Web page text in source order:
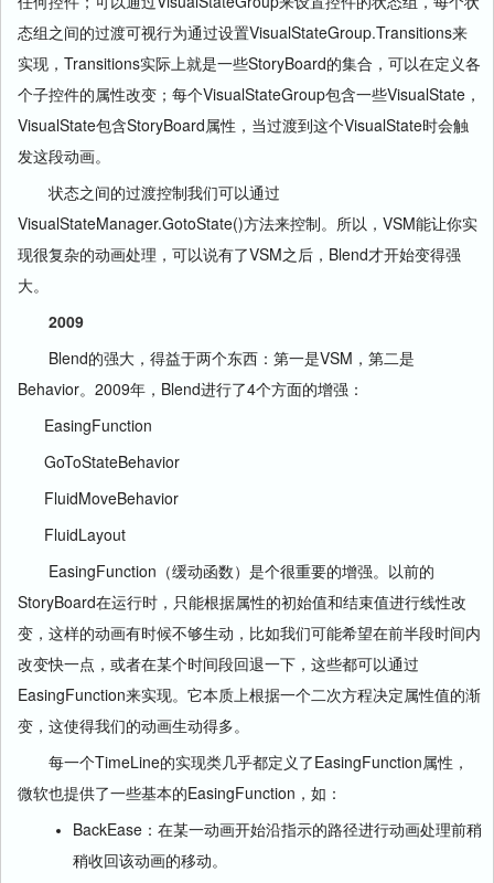
态组之间的过渡可视行为通过设置VisualStateGroup.Transitions来
实现，Transitions实际上就是一些StoryBoard的集合，可以在定义各
个子控件的属性改变；每个VisualStateGroup包含一些VisualState，
VisualState包含StoryBoard属性，当过渡到这个VisualState时会触
发这段动画。
状态之间的过渡控制我们可以通过
VisualStateManager.GotoState()方法来控制。所以，VSM能让你实
现很复杂的动画处理，可以说有了VSM之后，Blend才开始变得强
大。
2009
Blend的强大，得益于两个东西：第一是VSM，第二是
Behavior。2009年，Blend进行了4个方面的增强：
EasingFunction
GoToStateBehavior
FluidMoveBehavior
FluidLayout
EasingFunction（缓动函数）是个很重要的增强。以前的
StoryBoard在运行时，只能根据属性的初始值和结束值进行线性改
变，这样的动画有时候不够生动，比如我们可能希望在前半段时间内
改变快一点，或者在某个时间段回退一下，这些都可以通过
EasingFunction来实现。它本质上根据一个二次方程决定属性值的渐
变，这使得我们的动画生动得多。
每一个TimeLine的实现类几乎都定义了EasingFunction属性，
微软也提供了一些基本的EasingFunction，如：
BackEase：在某一动画开始沿指示的路径进行动画处理前稍
稍收回该动画的移动。